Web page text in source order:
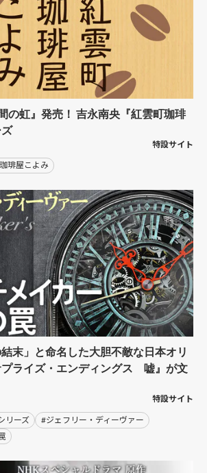
の虹』発売！ 吉永南央『紅雲町珈琲
特設サイト
琲屋こよみ
末」と命名した大胆不敵な日本オリ
プライズ・エンディングス 嘘』が文
特設サイト
リーズ
#ジェフリー・ディーヴァー